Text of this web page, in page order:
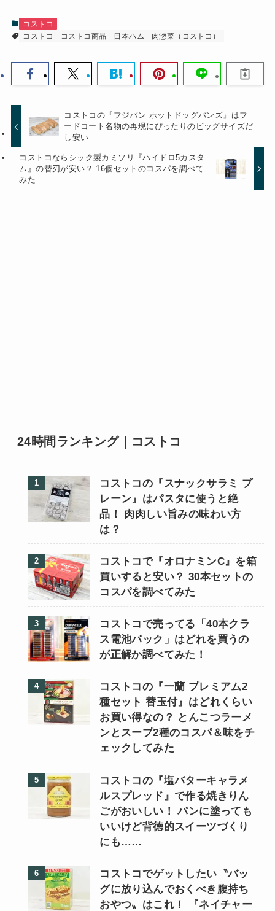
コストコ
コストコ
コストコ商品 日本ハム 肉惣菜（コストコ）
コストコの『フジパン ホットドッグバンズ』はフ
ードコート名物の再現にぴったりのビッグサイズだ
し安い
コストコならシック製カミソリ『ハイドロ5カスタ
ム』の替刃が安い？ 16個セットのコスパを調べて
みた
24時間ランキング｜コストコ
コストコの『スナックサラミ プ
レーン』はパスタに使うと絶
品！ 肉肉しい旨みの味わい方
は？
コストコで『オロナミンC』を箱
買いすると安い？ 30本セットの
コスパを調べてみた
コストコで売ってる「40本クラ
ス電池パック」はどれを買うの
が正解か調べてみた！
コストコの『一蘭 プレミアム2
種セット 替玉付』はどれくらい
お買い得なの？ とんこつラーメ
ンとスープ2種のコスパ＆味をチ
ェックしてみた
コストコの『塩バターキャラメ
ルスプレッド』で作る焼きりん
ごがおいしい！ パンに塗っても
いいけど背徳的スイーツづくり
にも……
コストコでゲットしたい〝バッ
グに放り込んでおくべき腹持ち
おやつ〟はこれ！ 『ネイチャー